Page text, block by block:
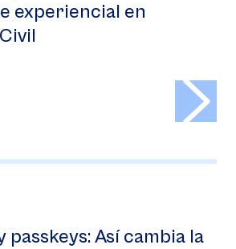
experiencial en
passkeys: Así cambia la